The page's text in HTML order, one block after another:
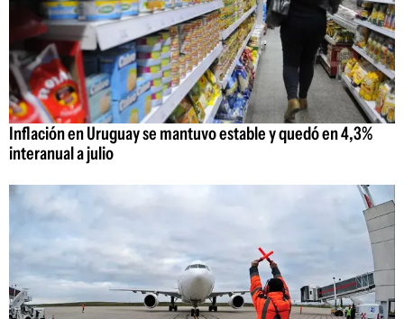
Inflación en Uruguay se mantuvo estable y quedó en 4,3%
interanual a julio